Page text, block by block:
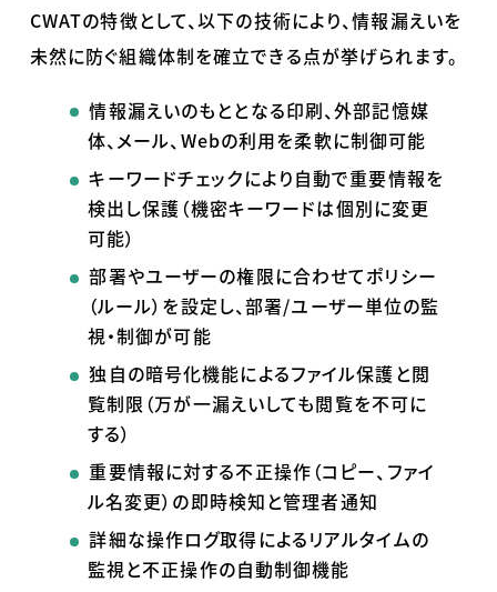
CWATの特徴として、以下の技術により、情報漏えいを
未然に防ぐ組織体制を確立できる点が挙げられます。
情報漏えいのもととなる印刷、外部記憶媒
体、メール、 Webの利用を柔軟に制御可能
キーワードチェックにより自動で重要情報を
検出し保護（機密キーワードは個別に変更
可能）
部署やユーザーの権限に合わせてポリシー
（ルール）を設定し、部署/ユーザー単位の監
視・制御が可能
独自の暗号化機能によるファイル保護と閲
覧制限（万が一漏えいしても閲覧を不可に
する）
重要情報に対する不正操作（コピー、ファイ
ル名変更）の即時検知と管理者通知
詳細な操作ログ取得によるリアルタイムの
監視と不正操作の自動制御機能